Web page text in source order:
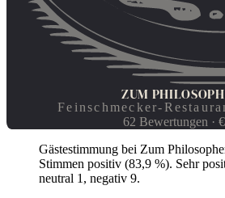
ZUM
Feinschmecker-
62 Bewertungen ·€
Gästestimmung bei Zum
Stimmen positiv (83,9 %). Sehr
neutral 1, negativ 9.